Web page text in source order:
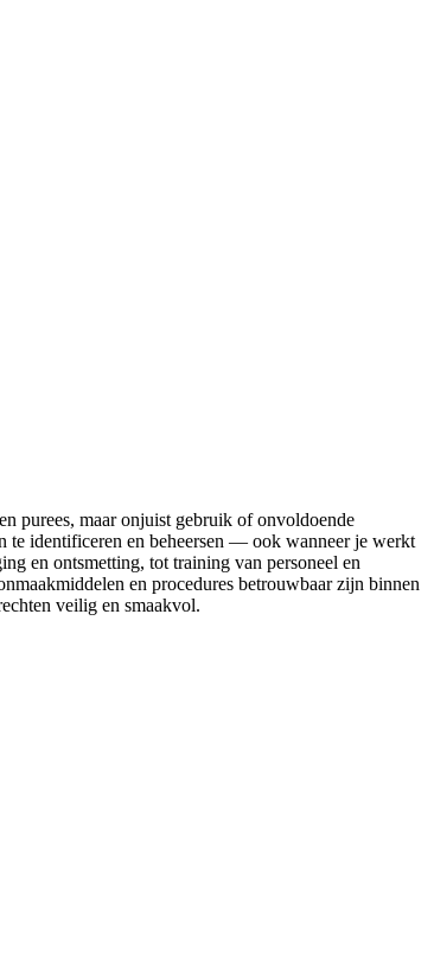
purees, maar onjuist gebruik of onvoldoende
te identificeren en beheersen — ook wanneer je werkt
en ontsmetting, tot training van personeel en
en procedures betrouwbaar zijn binnen
veilig en smaakvol.